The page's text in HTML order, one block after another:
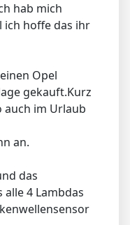
hab mich
ich hoffe das ihr
Opel
gekauft.Kurz
im Urlaub
an.
das
alle 4 Lambdas